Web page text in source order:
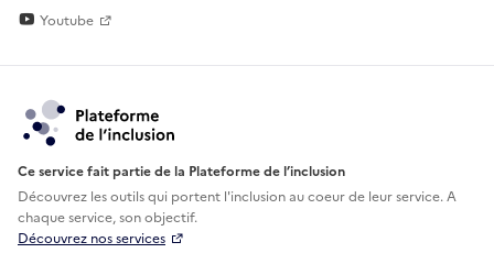
Youtube
Ce service fait partie de la Plateforme de l’inclusion
Découvrez les outils qui portent l'inclusion aucoeur de leur service. A
chaque service, son objectif.
Découvrez nos services